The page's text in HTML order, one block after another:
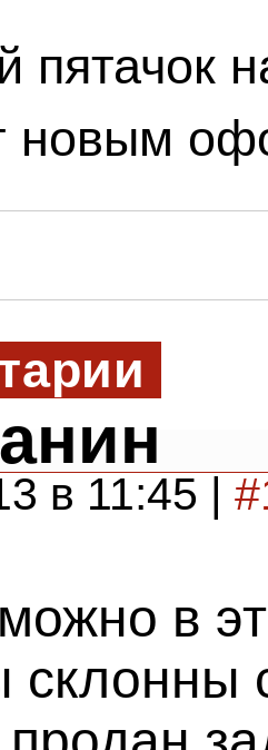
новым
в 11:45 |
в